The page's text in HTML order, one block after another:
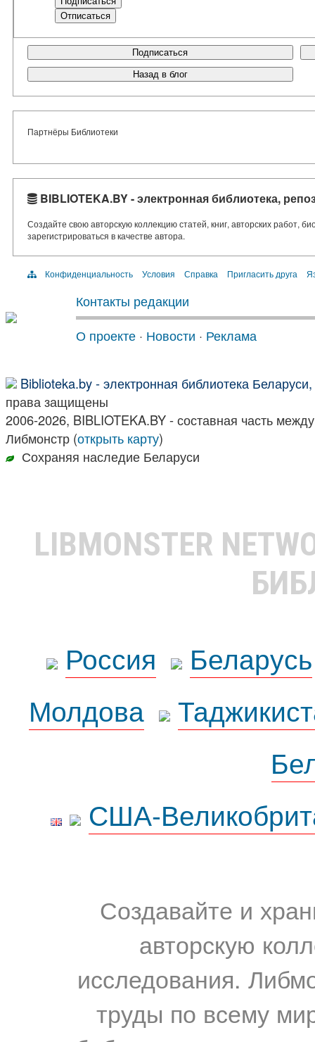
Подписаться
Назад в блог
Партнёры Библиотеки
BIBLIOTEKA.BY - электронная библиотека,
Создайте свою авторскую коллекцию статей, книг, авторских работ,
зарегистрироваться в качестве автора.
Конфиденциальность Условия Справка Пригласить друга
Контакты редакции
О проекте · Новости · Реклама
Biblioteka.by - электронная библиотека
права защищены
2006-2026, BIBLIOTEKA.BY - составная часть
Либмонстр (открыть карту)
Сохраняя наследие Беларуси
LIBMONSTER
Россия
Беларусь
Молдова
США-
Создавайте и
авторскую
исследования.
труды по всему